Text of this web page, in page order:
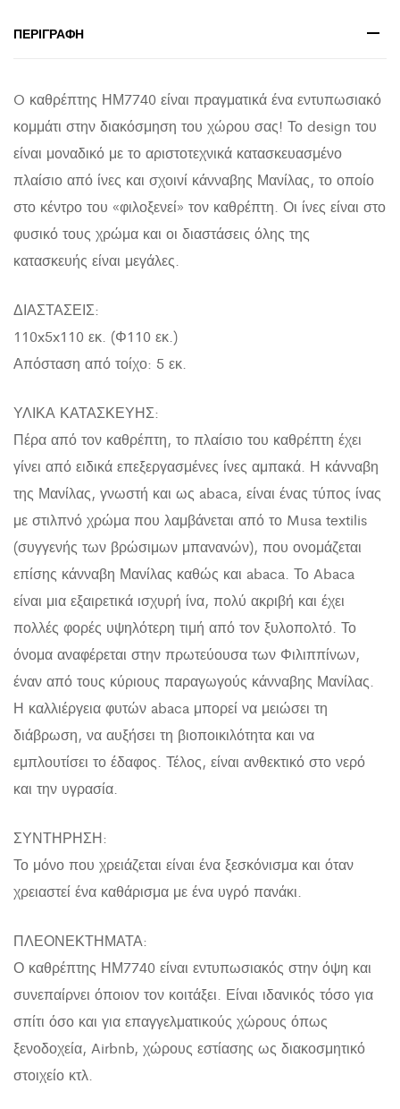
ΦΥΣΙΚΟ
ΠΕΡΙΓΡΑΦΉ
O καθρέπτης ΗΜ7740 είναι πραγματικά ένα εντυπωσιακό
κομμάτι στην διακόσμηση του χώρου σας! Το design του
είναι μοναδικό με το αριστοτεχνικά κατασκευασμένο
πλαίσιο από ίνες και σχοινί κάνναβης Μανίλας, το οποίο
στο κέντρο του «φιλοξενεί» τον καθρέπτη. Οι ίνες είναι στο
φυσικό τους χρώμα και οι διαστάσεις όλης της
κατασκευής είναι μεγάλες.
ΔΙΑΣΤΑΣΕΙΣ:
110x5x110 εκ. (Φ110 εκ.)
Απόσταση από τοίχο: 5 εκ.
ΥΛΙΚΑ ΚΑΤΑΣΚΕΥΗΣ:
Πέρα από τον καθρέπτη, το πλαίσιο του καθρέπτη έχει
γίνει από ειδικά επεξεργασμένες ίνες αμπακά. Η κάνναβη
της Μανίλας, γνωστή και ως abaca, είναι ένας τύπος ίνας
με στιλπνό χρώμα που λαμβάνεται από το Musa textilis
(συγγενής των βρώσιμων μπανανών), που ονομάζεται
επίσης κάνναβη Μανίλας καθώς και abaca. Το Abaca
είναι μια εξαιρετικά ισχυρή ίνα, πολύ ακριβή και έχει
πολλές φορές υψηλότερη τιμή από τον ξυλοπολτό. Το
όνομα αναφέρεται στην πρωτεύουσα των Φιλιππίνων,
έναν από τους κύριους παραγωγούς κάνναβης Μανίλας.
Η καλλιέργεια φυτών abaca μπορεί να μειώσει τη
διάβρωση, να αυξήσει τη βιοποικιλότητα και να
εμπλουτίσει το έδαφος. Τέλος, είναι ανθεκτικό στο νερό
και την υγρασία.
ΣΥΝΤΗΡΗΣΗ:
Το μόνο που χρειάζεται είναι ένα ξεσκόνισμα και όταν
χρειαστεί ένα καθάρισμα με ένα υγρό πανάκι.
ΠΛΕΟΝΕΚΤΗΜΑΤΑ:
Ο καθρέπτης ΗΜ7740 είναι εντυπωσιακός στην όψη και
συνεπαίρνει όποιον τον κοιτάξει. Είναι ιδανικός τόσο για
σπίτι όσο και για επαγγελματικούς χώρους όπως
ξενοδοχεία, Airbnb, χώρους εστίασης ως διακοσμητικό
στοιχείο κτλ.